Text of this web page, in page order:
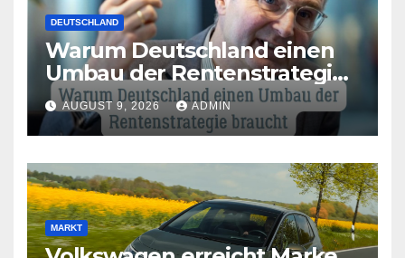
DEUTSCHLAND
Warum Deutschland einen
Umbau der Rentenstrategie
braucht
AUGUST 9, 2026 ADMIN
MARKT